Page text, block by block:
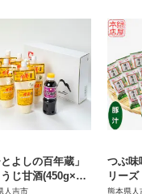
とよしの百年蔵」
じ甘酒(450g×6
油(300ml×1本)セ
人吉市
つぶ味
リー
汁) 21
熊本県人